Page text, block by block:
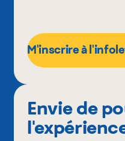
M'inscrire à
Envie de